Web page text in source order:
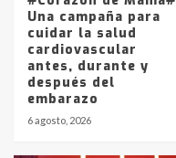
Una campaña para
cuidar la salud
cardiovascular
antes, durante y
después del
embarazo
6 agosto, 2026